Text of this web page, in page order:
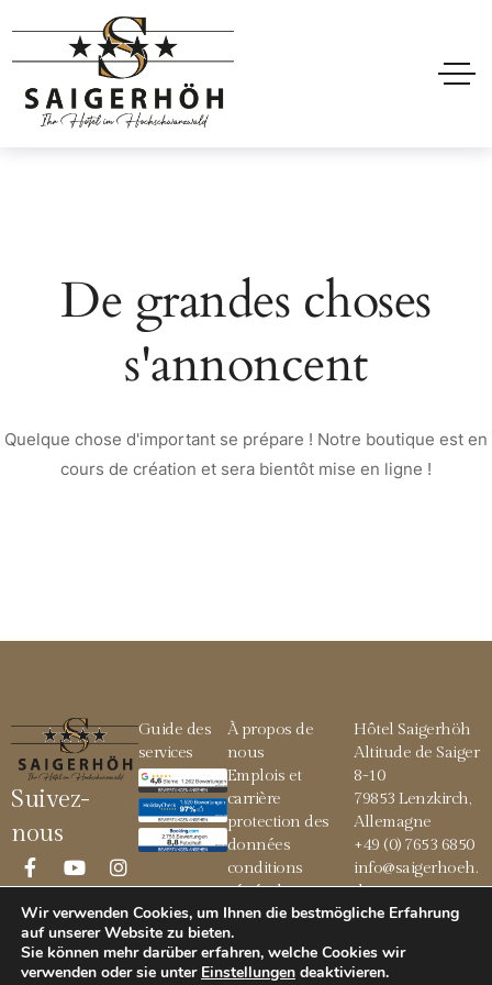
De grandes choses
s'annoncent
Quelque chose d'important se prépare ! Notre boutique est en
cours de création et sera bientôt mise en ligne !
Suivez-
nous
Guide des
services
À propos de
nous
Emplois et
carrière
protection des
données
conditions
générales
Mentions légales
Hôtel Saigerhöh
Altitude de Saiger
8-10
79853 Lenzkirch,
Allemagne
+49 (0) 7653 6850
info@saigerhoeh.
de
Wir verwenden Cookies, um Ihnen die bestmögliche Erfahrung
auf unserer Website zu bieten.
Sie können mehr darüber erfahren, welche Cookies wir
verwenden oder sie unter Einstellungen deaktivieren.